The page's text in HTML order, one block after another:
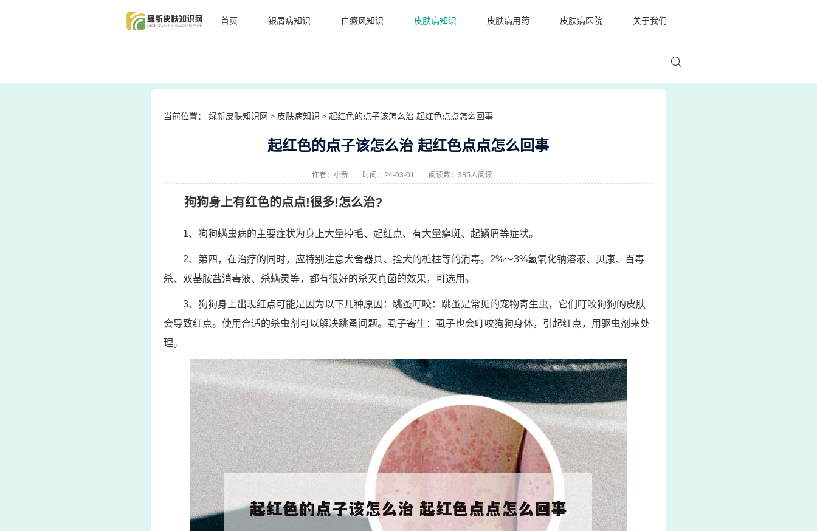
首页 银屑病知识 白癜风知识 皮肤病知识 皮肤病用药 皮肤病医院 关于我们
当前位置： 绿新皮肤知识网 > 皮肤病知识 > 起红色的点子该怎么治 起红色点点怎么回事
起红色的点子该怎么治 起红色点点怎么回事
作者：小新 时间：24-03-01 阅读数：385人阅读
狗狗身上有红色的点点!很多!怎么治?
1、狗狗螨虫病的主要症状为身上大量掉毛、起红点、有大量癣斑、起鳞屑等症状。
2、第四，在治疗的同时，应特别注意犬舍器具、拴犬的桩柱等的消毒。2%～3%氢氧化钠溶液、贝康、百毒
杀、双基胺盐消毒液、杀螨灵等，都有很好的杀灭真菌的效果，可选用。
3、狗狗身上出现红点可能是因为以下几种原因：跳蚤叮咬：跳蚤是常见的宠物寄生虫，它们叮咬狗狗的皮肤
会导致红点。使用合适的杀虫剂可以解决跳蚤问题。虱子寄生：虱子也会叮咬狗狗身体，引起红点，用驱虫剂来处
理。